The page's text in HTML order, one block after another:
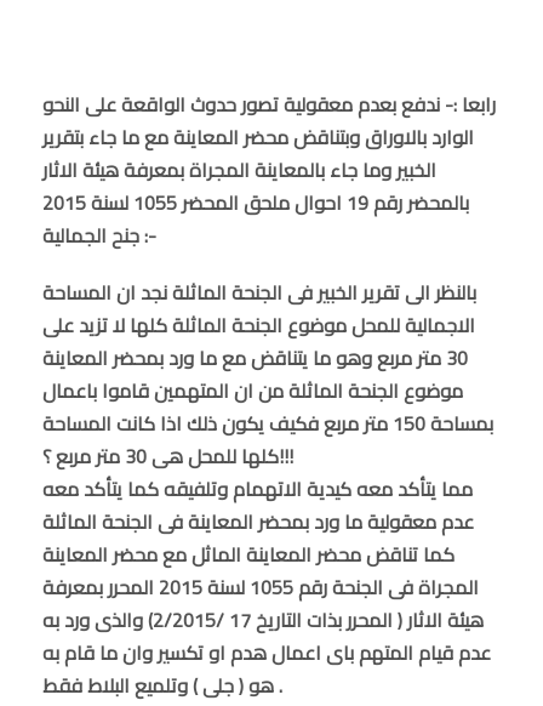
رابعا :- ندفع بعدم معقولية تصور حدوث الواقعة على النحو
الوارد بالاوراق وبتناقض محضر المعاينة مع ما جاء بتقرير
الخبير وما جاء بالمعاينة المجراة بمعرفة هيئة الاثار
بالمحضر رقم 19 احوال ملحق المحضر 1055 لسنة 2015
جنح الجمالية :-
بالنظر الى تقرير الخبير فى الجنحة الماثلة نجد ان المساحة
الاجمالية للمحل موضوع الجنحة الماثلة كلها لا تزيد على
30 متر مربع وهو ما يتناقض مع ما ورد بمحضر المعاينة
موضوع الجنحة الماثلة من ان المتهمين قاموا باعمال
بمساحة 150 متر مربع فكيف يكون ذلك اذا كانت المساحة
كلها للمحل هى 30 متر مربع ؟!!!
مما يتأكد معه كيدية الاتهمام وتلفيقه كما يتأكد معه
عدم معقولية ما ورد بمحضر المعاينة فى الجنحة الماثلة
كما تناقض محضر المعاينة الماثل مع محضر المعاينة
المجراة فى الجنحة رقم 1055 لسنة 2015 المحرر بمعرفة
هيئة الاثار ( المحرر بذات التاريخ 17 /2/2015) والذى ورد به
عدم قيام المتهم باى اعمال هدم او تكسير وان ما قام به
هو ( جلى ) وتلميع البلاط فقط .